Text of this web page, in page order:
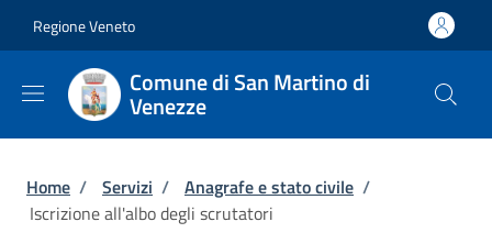
Regione Veneto
Comune di San Martino di
Venezze
Briciole di pane
Home / Servizi / Anagrafe e stato civile /
Iscrizione all'albo degli scrutatori